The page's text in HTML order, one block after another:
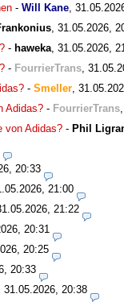
- Will Kane
31.05.2026,
- haweka 31.05.2026,
- FourrierTrans
- Smeller
Adidas? - FourrierTrans
von Adidas? - Phil
20:33
21:00
21:22
20:31
20:25
20:33
31.05.2026, 20:38